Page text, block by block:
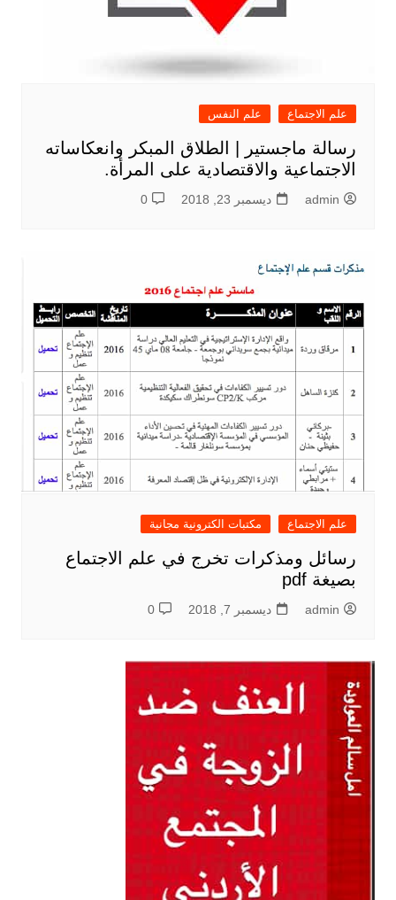
علم الاجتماع علم النفس
رسالة ماجستير | الطلاق المبكر وانعكاساته
الاجتماعية والاقتصادية على المرأة.
admin ديسمبر 23, 2018 0
علم الاجتماع مكتبات الكترونية مجانية
رسائل ومذكرات تخرج في علم الاجتماع
بصيغة pdf
admin ديسمبر 7, 2018 0